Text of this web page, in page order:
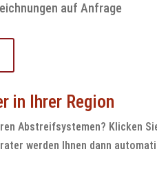
auf Anfrage
in Ihrer Region
Abstreifsystemen? Klicken
werden Ihnen dann